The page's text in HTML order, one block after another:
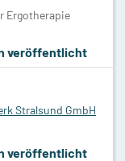
Ergotherapie
veröffentlicht
Stralsund GmbH
veröffentlicht